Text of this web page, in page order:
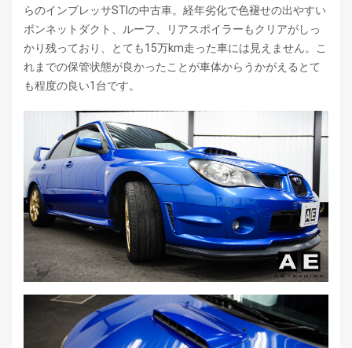
らのインプレッサSTIの中古車。経年劣化で色褪せの出やすい
ボンネットダクト、ルーフ、リアスポイラーもクリアがしっ
かり残っており、とても15万km走った車には見えません。こ
れまでの保管状態が良かったことが車体からうかがえるとて
も程度の良い1台です。